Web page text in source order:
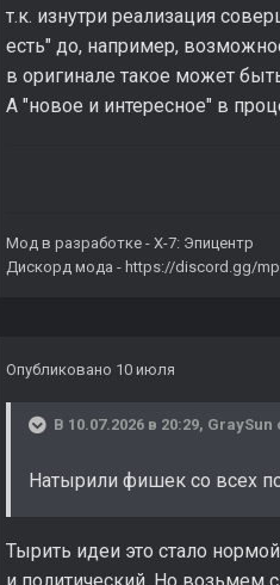
т.к. изнутри реализация
есть" до, например,
в оригинале такое может
А "новое и интересное" в
Мод в разработке - X-7: Эпицентр
Дискорд мода - https://discord.gg/
Опубликовано 10 июля
В 10.07.2026 в 20:29, GraySun
Натырили фишек со всех
Тырить идеи это стало